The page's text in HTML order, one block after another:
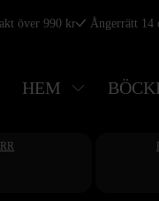
över 990 kr Ångerrätt 14
HEM